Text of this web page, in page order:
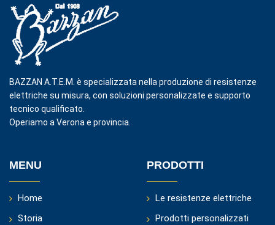
BAZZAN A.T.E.M. è specializzata nella produzione di resistenze
elettriche su misura, con soluzioni personalizzate e supporto
tecnico qualificato.
Operiamo a Verona e provincia.
MENU
Home
Storia
PRODOTTI
Le resistenze elettriche
Prodotti personalizzati